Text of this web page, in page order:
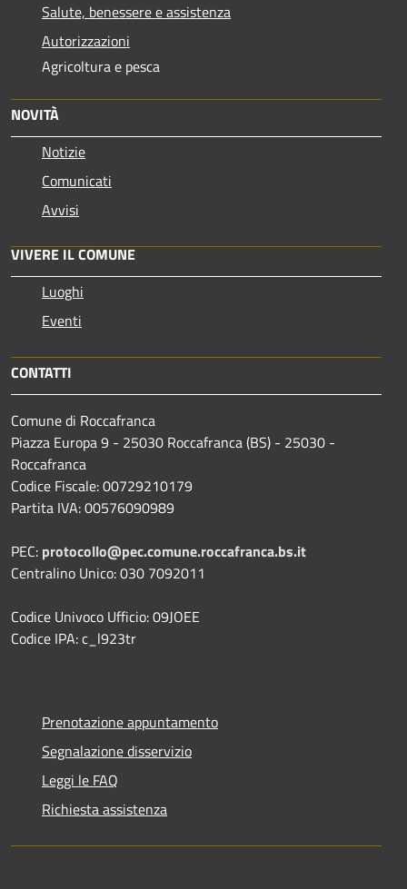
Salute, benessere e assistenza
Autorizzazioni
Agricoltura e pesca
NOVITÀ
Notizie
Comunicati
Avvisi
VIVERE IL COMUNE
Luoghi
Eventi
CONTATTI
Comune di Roccafranca
Piazza Europa 9 - 25030 Roccafranca (BS) - 25030 -
Roccafranca
Codice Fiscale: 00729210179
Partita IVA: 00576090989
PEC: protocollo@pec.comune.roccafranca.bs.it
Centralino Unico: 030 7092011
Codice Univoco Ufficio: 09JOEE
Codice IPA: c_l923tr
Prenotazione appuntamento
Segnalazione disservizio
Leggi le FAQ
Richiesta assistenza